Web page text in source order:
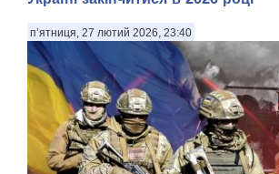
п’ятниця, 27 лютий 2026, 23:40